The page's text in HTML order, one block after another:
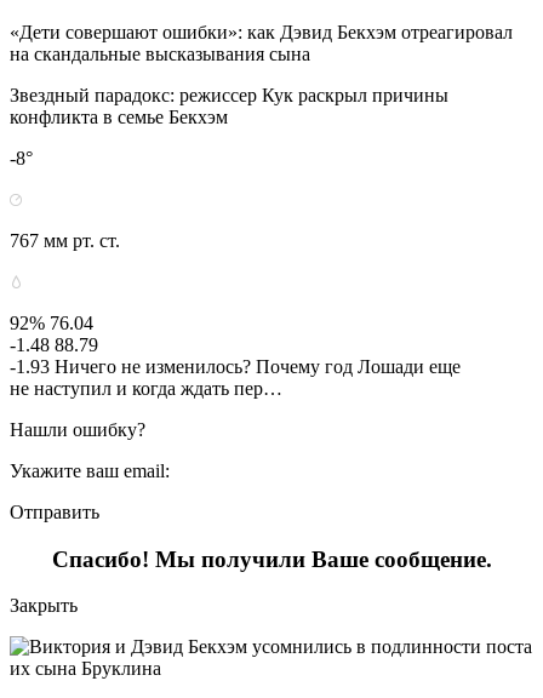
«Дети совершают ошибки»: как Дэвид Бекхэм отреагировал
на скандальные высказывания сына
Звездный парадокс: режиссер Кук раскрыл причины
конфликта в семье Бекхэм
-8°
767 мм рт. ст.
92% 76.04
-1.48 88.79
-1.93 Ничего не изменилось? Почему год Лошади еще
не наступил и когда ждать пер…
Нашли ошибку?
Укажите ваш email:
Отправить
Спасибо! Мы получили Ваше сообщение.
Закрыть